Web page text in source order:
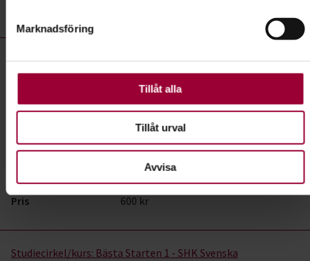
För att du ska få en så bra upplevelse som möjligt
Marknadsföring
Tillåt alla
Tillåt urval
Avvisa
Studiecirkel/kurs:Rallylydnad aktivering - Östhammars
Brukshundklubb
Plats
Östhammar
2026-08-17
Dag
måndag 17:30 - 19:00
Pris
600 kr
Studiecirkel/kurs: Bästa Starten 1 - SHK Svenska